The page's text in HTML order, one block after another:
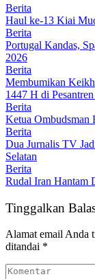
Berita
Haul ke-13 Kiai
Berita
Portugal Kandas,
2026
Berita
Membumikan
1447 H di
Berita
Ketua Ombudsman
Berita
Dua Jurnalis TV
Selatan
Berita
Rudal Iran Hantam
Tinggalkan
Alamat email Anda
ditandai *